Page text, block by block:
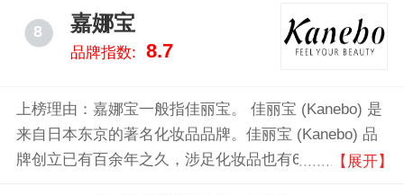
8 嘉娜宝
品牌指数: 8.7
上榜理由：嘉娜宝一般指佳丽宝。 佳丽宝 (Kanebo) 是
来自日本东京的著名化妆品品牌。佳丽宝 (Kanebo) 品
牌创立已有百余年之久，涉足化妆品也有60多年，在世
【展开】